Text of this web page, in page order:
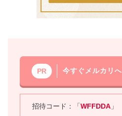
PR 今すぐメルカリへ
招待コード：「WFFDDA 」